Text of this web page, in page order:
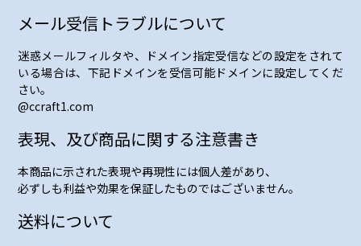
メール受信トラブルについて
迷惑メールフィルタや、ドメイン指定受信などの設定をされて
いる場合は、下記ドメインを受信可能ドメインに設定してくだ
さい。
@ccraft1.com
表現、及び商品に関する注意書き
本商品に示された表現や再現性には個人差があり、
必ずしも利益や効果を保証したものではございません。
送料について